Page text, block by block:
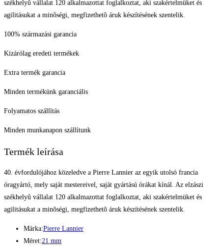
székhelyû vállalat 120 alkalmazottat foglalkoztat, aki szakértelmüket és
agilitásukat a minõségi, megfizethetõ áruk készítésének szentelik.
100% származási garancia
Kizárólag eredeti termékek
Extra termék garancia
Minden termékünk garanciális
Folyamatos szállítás
Minden munkanapon szállítunk
Termék leírása
40. évfordulójához közeledve a Pierre Lannier az egyik utolsó francia
óragyártó, mely saját mestereivel, saját gyártású órákat kínál. Az elzászi
székhelyû vállalat 120 alkalmazottat foglalkoztat, aki szakértelmüket és
agilitásukat a minõségi, megfizethetõ áruk készítésének szentelik.
Márka:Pierre Lannier
Méret:21 mm